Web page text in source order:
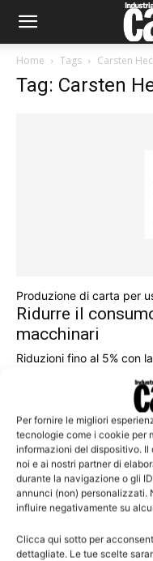
Per fornire le migliori
tecnologie come i cookie per
informazioni del dispositivo.
noi e ai nostri partner di
durante la navigazione o gli
annunci (non) personalizzati.
influire negativamente su
Clicca qui sotto per
dettagliate. Le tue scelte
Home Tags Carsten
Tag: Carsten
Produzione di carta per
Ridurre il
macchinari
Riduzioni fino al 5% con
Leggi la rivista